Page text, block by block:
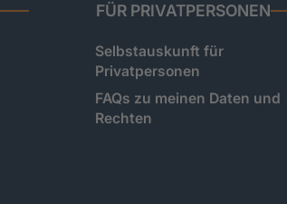
FÜR PRIVATPERSONEN
Selbstauskunft für
Privatpersonen
FAQs zu meinen Daten und
Rechten